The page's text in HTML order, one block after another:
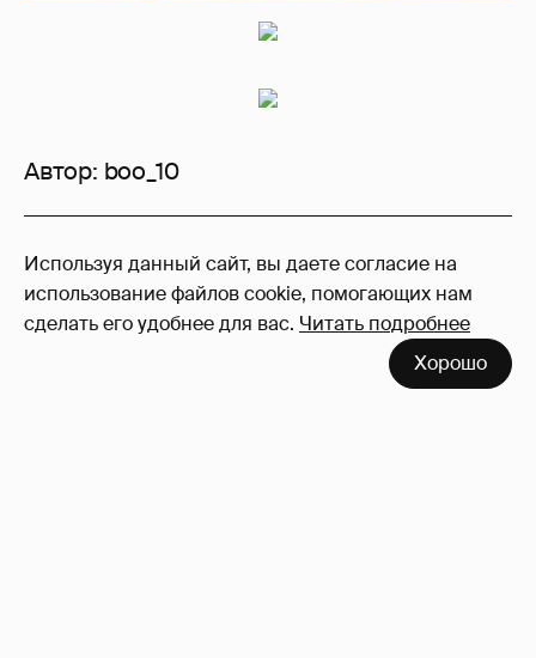
Используя данный сайт, вы даете согласие на
использование файлов cookie, помогающих нам
сделать его удобнее для вас. Читать подробнее
Хорошо
Автор: boo_10
92
Войдите в аккаунт, чтобы читать и
оставлять комментарии